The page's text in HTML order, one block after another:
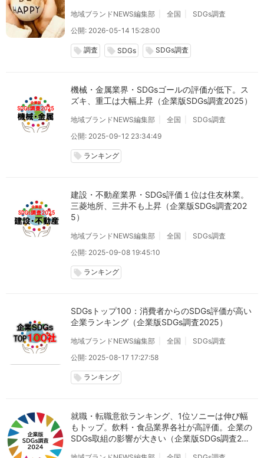
地域ブランドNEWS編集部 全国
SDGs調査
公開: 2026-05-14 15:28:00
local_offer 調査 local_offer SDGs local_offer SDGs調査
機械・金属業界・SDGsゴールの評価が低下。ス
ズキ、重工は大幅上昇（企業版SDGs調査2025）
地域ブランドNEWS編集部 全国
SDGs調査
公開: 2025-09-12 23:34:49
local_offer ランキング
建設・不動産業界・SDGs評価１位は住友林業。
三菱地所、三井不も上昇（企業版SDGs調査202
5）
地域ブランドNEWS編集部 全国
SDGs調査
公開: 2025-09-08 19:45:10
local_offer ランキング
SDGsトップ100：消費者からのSDGs評価が高い
企業ランキング（企業版SDGs調査2025）
地域ブランドNEWS編集部 全国
SDGs調査
公開: 2025-08-17 17:27:58
local_offer ランキング
就職・転職意欲ランキング、1位ソニーは伸び幅
もトップ。飲料・食品業界各社が高評価。企業の
SDGs取組の影響が大きい（企業版SDGs調査202